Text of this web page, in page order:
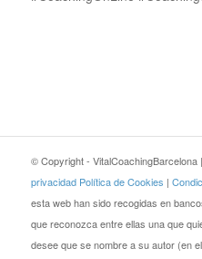
© Copyright - VitalCoachingBarcelona |
privacidad Política de Cookies |
esta web han sido recogidas en
que reconozca entre ellas una que
desee que se nombre a su autor (en